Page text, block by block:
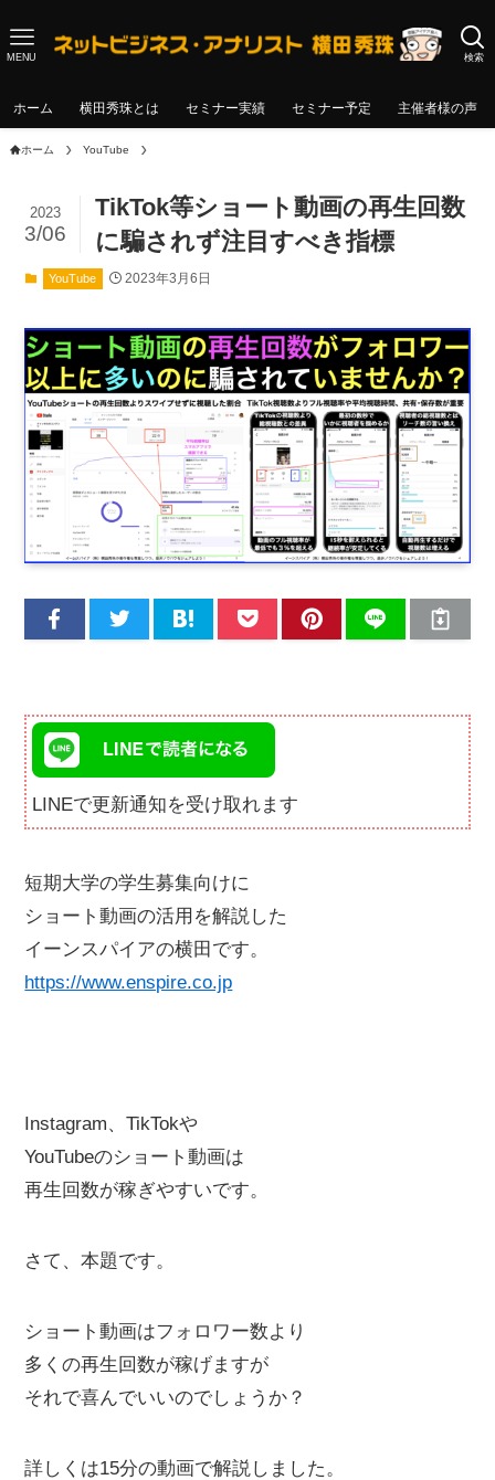
検索
MENU
ホーム 横田秀珠とは セミナー実績 セミナー予定 主催者様の声
ホーム YouTube
TikTok等ショート動画の再生回数
に騙されず注目すべき指標
2023
3/06
YouTube 2023年3月6日
LINEで更新通知を受け取れます
短期大学の学生募集向けに
ショート動画の活用を解説した
イーンスパイアの横田です。
https://www.enspire.co.jp
Instagram、TikTokや
YouTubeのショート動画は
再生回数が稼ぎやすいです。
さて、本題です。
ショート動画はフォロワー数より
多くの再生回数が稼げますが
それで喜んでいいのでしょうか？
詳しくは15分の動画で解説しました。